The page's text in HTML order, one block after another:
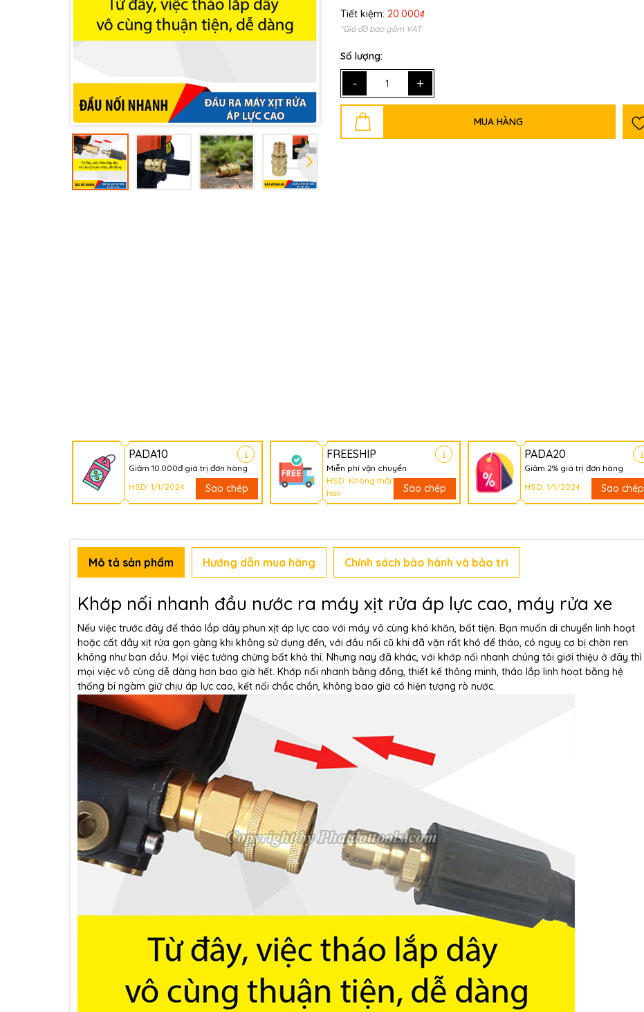
Tiết kiệm: 20.000₫
*Giá đã bao gồm VAT
Số lượng:
- +
MUA HÀNG
PADA10
Giảm 10.000đ giá trị đơn hàng
HSD: 1/1/2024
Sao chép
FREESHIP
Miễn phí vận chuyển
HSD: Không thời
hạn
Sao chép
PADA20
Giảm 2% giá trị đơn hàng
HSD: 1/1/2024
Sao chép
Ngày hết hạn:
Điều kiện:
Mô tả sản phẩm Hướng dẫn mua hàng Chính sách bảo hành và bảo trì
Khớp nối nhanh đầu nước ra máy xịt rửa áp lực cao, máy rửa xe
Nếu việc trước đây để tháo lắp dây phun xịt áp lực cao với máy vô cùng khó khăn, bất tiện. Bạn muốn di chuyển linh hoạt
hoặc cất dây xịt rửa gọn gàng khi không sử dụng đến, với đầu nối cũ khi đã vặn rất khó để tháo, có nguy cơ bị chờn ren
không như ban đầu. Mọi việc tưởng chừng bất khả thi. Nhưng nay đã khác, với khớp nối nhanh chúng tôi giới thiệu ở đây thì
mọi việc vô cùng dễ dàng hơn bao giờ hết. Khớp nối nhanh bằng đồng, thiết kế thông minh, tháo lắp linh hoạt bằng hệ
thống bi ngàm giữ chịu áp lực cao, kết nối chắc chắn, không bao giờ có hiện tượng rò nước.